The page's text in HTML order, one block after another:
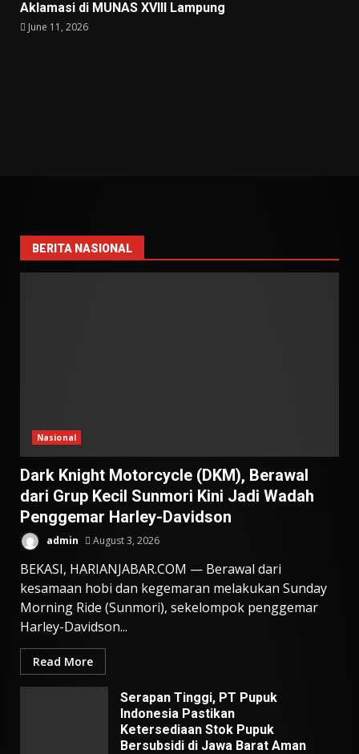
Aklamasi di MUNAS XVIII Lampung
June 11, 2026
BERITA NASIONAL
Nasional
Dark Knight Motorcycle (DKM), Berawal
dari Grup Kecil Sunmori Kini Jadi Wadah
Penggemar Harley-Davidson
admin August 3, 2026
BEKASI, HARIANJABAR.COM — Berawal dari
kesamaan hobi dan kegemaran melakukan Sunday
Morning Ride (Sunmori), sekelompok penggemar
Harley-Davidson...
Read More
Serapan Tinggi, PT Pupuk
Indonesia Pastikan
Ketersediaan Stok Pupuk
Bersubsidi di Jawa Barat Aman